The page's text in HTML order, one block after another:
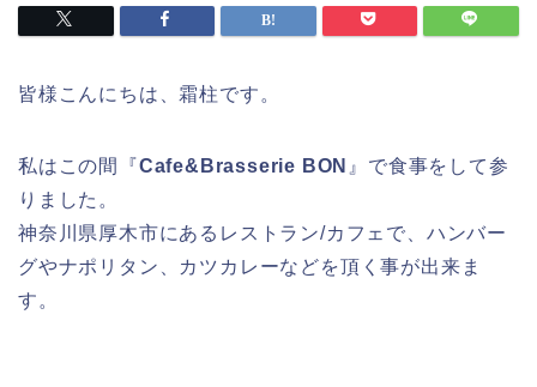
皆様こんにちは、霜柱です。
私はこの間『Cafe&Brasserie BON 』で食事をして参
りました。
神奈川県厚木市にあるレストラン/カフェで、ハンバー
グやナポリタン、カツカレーなどを頂く事が出来ま
す。